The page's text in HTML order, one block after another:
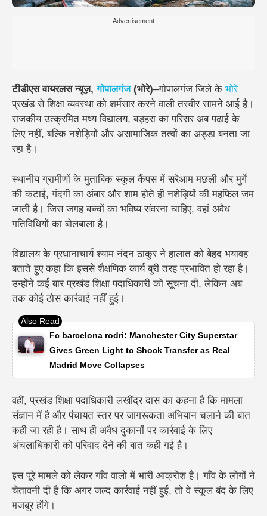
---Advertisement---
टीडीएस वायरलस न्यूज़,गोपालगंज(भोरे)–गोपालगंज जिले के भोरे
प्रखंड से शिक्षा व्यवस्था को शर्मसार करने वाली तस्वीर सामने आई है।
राजकीय उत्क्रमित मध्य विद्यालय, बड़हरा का परिसर अब पढ़ाई के
लिए नहीं, बल्किनशेड़ियों और असामाजिक तत्वों का अड्डा बनता जा
रहा है।
स्थानीय ग्रामीणों के मुताबिक स्कूल कैंपस में सरेआम मछली और मुर्गे
की कटाई, गंदगी का अंबार और शाम होते ही नशेड़ियों की महफिल जम
जाती है। जिस जगह बच्चों का भविष्य संवरना चाहिए, वहां अवैध
गतिविधियों का बोलबाला है।
विद्यालय के प्रधानाचार्य श्याम नंदन ठाकुर ने हालात को बेहद भयावह
बताते हुए कहा कि इससे शैक्षणिक कार्य बुरी तरह प्रभावित हो रहा है।
उन्होंने कई बार प्रखंड शिक्षा पदाधिकारी को सूचना दी, लेकिन अब
तक कोई ठोस कार्रवाई नहीं हुई।
Fc barcelona rodri: Manchester City Superstar
Gives Green Light to Shock Transfer as Real
Madrid Move Collapses
वहीं, प्रखंड शिक्षा पदाधिकारी लखींद्र दास का कहना है कि मामला
संज्ञान में है और पंचायत स्तर पर जागरूकता अभियान चलाने की बात
कही जा रही है। साथ ही अवैध दुकानों पर कार्रवाई के लिए
अंचलाधिकारी को परिवाद देने की बात कही गई है।
इस पूरे मामले को लेकर गाँव वालो में भारी आक्रोश है। गाँव के लोगों ने
चेतावनी दी है कि अगर जल्द कार्रवाई नहीं हुई, तो वे स्कूल बंद के लिए
मजबूर होंगे।